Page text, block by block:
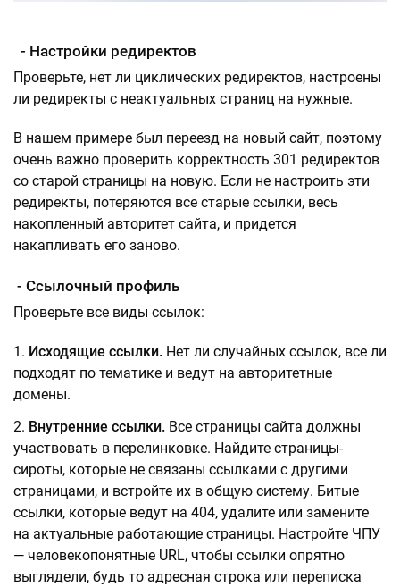
- Настройки редиректов
Проверьте, нет ли циклических редиректов, настроены
ли редиректы с неактуальных страниц на нужные.
В нашем примере был переезд на новый сайт, поэтому
очень важно проверить корректность 301 редиректов
со старой страницы на новую. Если не настроить эти
редиректы, потеряются все старые ссылки, весь
накопленный авторитет сайта, и придется
накапливать его заново.
- Ссылочный профиль
Проверьте все виды ссылок:
Исходящие ссылки. Нет ли случайных ссылок, все ли
подходят по тематике и ведут на авторитетные
домены.
Внутренние ссылки. Все страницы сайта должны
участвовать в перелинковке. Найдите страницы-
сироты, которые не связаны ссылками с другими
страницами, и встройте их в общую систему. Битые
ссылки, которые ведут на 404, удалите или замените
на актуальные работающие страницы. Настройте ЧПУ
— человекопонятные URL, чтобы ссылки опрятно
выглядели, будь то адресная строка или переписка